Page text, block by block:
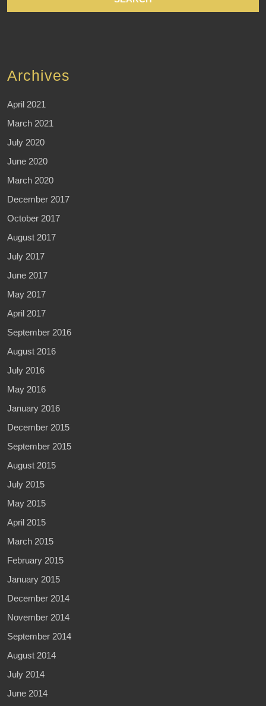
Archives
April 2021
March 2021
July 2020
June 2020
March 2020
December 2017
October 2017
August 2017
July 2017
June 2017
May 2017
April 2017
September 2016
August 2016
July 2016
May 2016
January 2016
December 2015
September 2015
August 2015
July 2015
May 2015
April 2015
March 2015
February 2015
January 2015
December 2014
November 2014
September 2014
August 2014
July 2014
June 2014